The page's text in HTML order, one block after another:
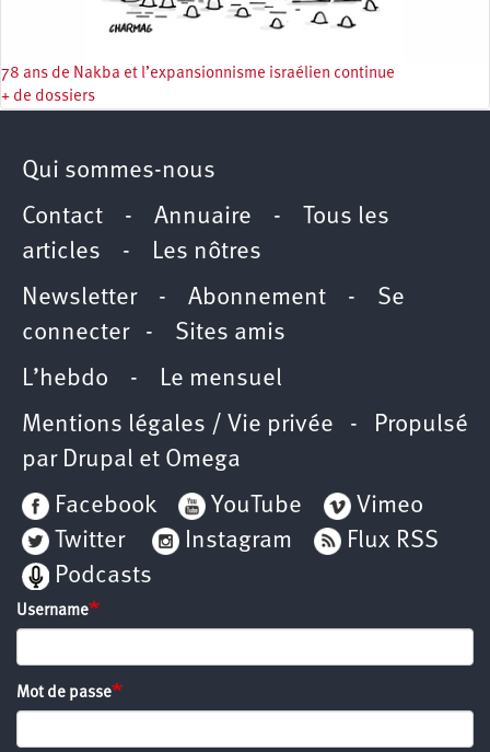
78 ans de Nakba et l’expansionnisme israélien continue
+ de dossiers
Qui sommes-nous
Contact - Annuaire -
Tous les
articles - Les nôtres
Newsletter- Abonnement - Se
connecter- Sites amis
L’hebdo - Le mensuel
Mentions légales / Vie privée - Propulsé
par Drupal et Omega
Facebook
YouTube
Vimeo
Twitter
Instagram
Flux RSS
Podcasts
Username
Mot de passe